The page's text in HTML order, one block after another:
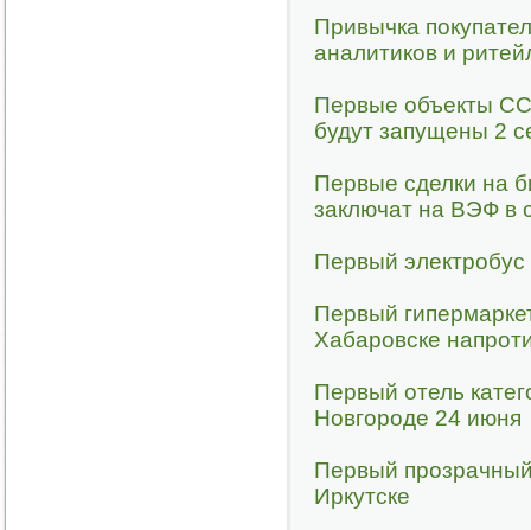
Привычка
аналитиков и
Первые объекты
будут запущены 2
Первые сделки на
заключат на ВЭФ в
Первый
Первый
Хабаровске
Первый отель
Новгороде 24 июня
Первый
Иркутске